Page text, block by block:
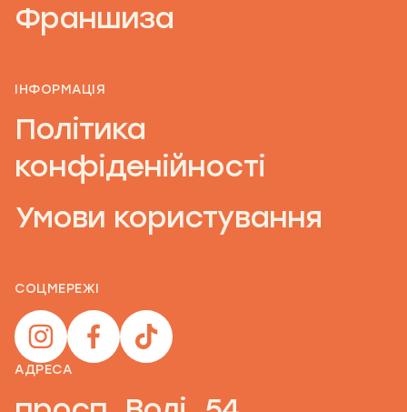
Франшиза
ІНФОРМАЦІЯ
Політика
конфіденійності
Умови користування
СОЦМЕРЕЖІ
АДРЕСА